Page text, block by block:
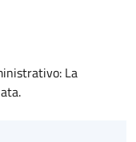
La